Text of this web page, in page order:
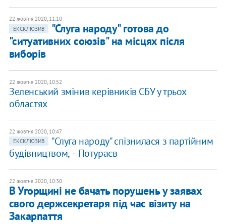
22 жовтня 2020, 11:10
ЕКСКЛЮЗИВ
"Слуга народу" готова до
"ситуативних союзів" на місцях після
виборів
22 жовтня 2020, 10:52
Зеленський змінив керівників СБУ у трьох
областях
22 жовтня 2020, 10:47
ЕКСКЛЮЗИВ
"Слуга народу" спізнилася з партійним
будівництвом, – Потураєв
22 жовтня 2020, 10:30
В Угорщині не бачать порушень у заявах
свого держсекретаря під час візиту на
Закарпаття